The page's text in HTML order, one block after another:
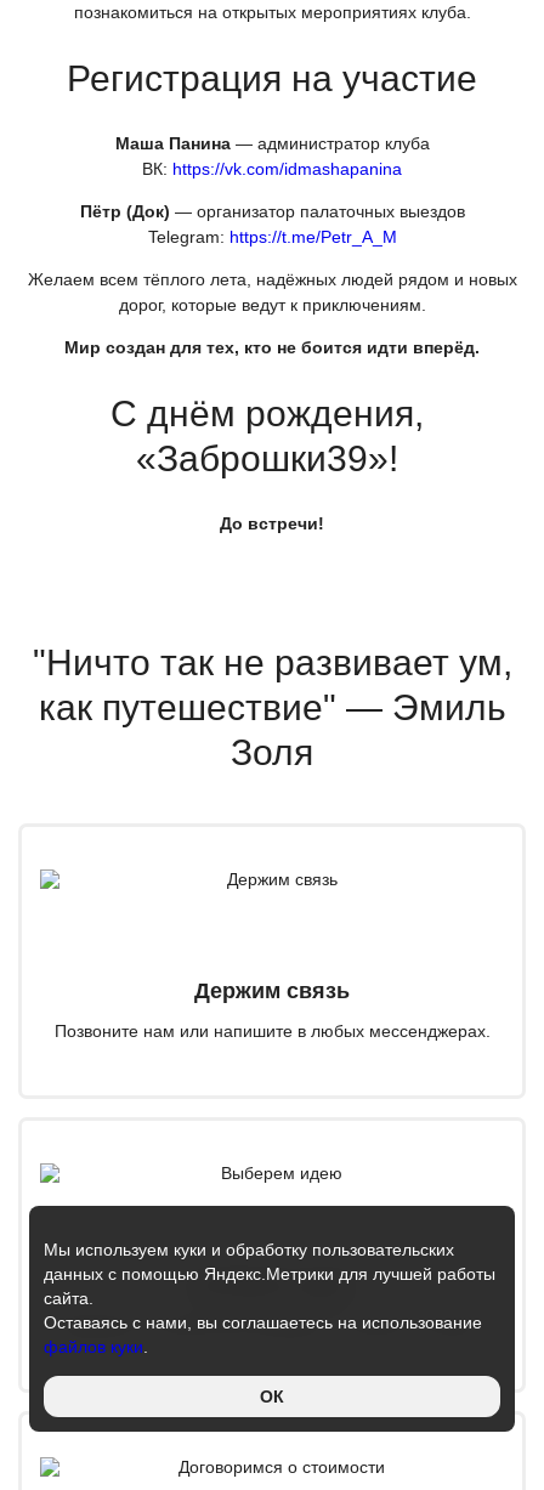
познакомиться на открытых мероприятиях клуба.
Регистрация на участие
Маша Панина— администратор клуба
ВК: https://vk.com/idmashapanina
Пётр (Док) — организатор палаточных выездов
Telegram: https://t.me/Petr_A_M
Желаем всем тёплого лета, надёжных людей рядом и новых
дорог, которые ведут к приключениям.
Мир создан для тех, кто не боится идти вперёд.
С днём рождения,
«Заброшки39»!
До встречи!
"Ничто так не развивает ум,
как путешествие" — Эмиль
Золя
Держим связь
Позвоните нам или напишите в любых мессенджерах.
Выберем идею
Подберем оптимальный маршрут, на ваших условиях.
Мы используем куки и обработку пользовательских
данных с помощью Яндекс.Метрики для лучшей работы
сайта.
Оставаясь с нами, вы соглашаетесь на использование
файлов куки
ОК